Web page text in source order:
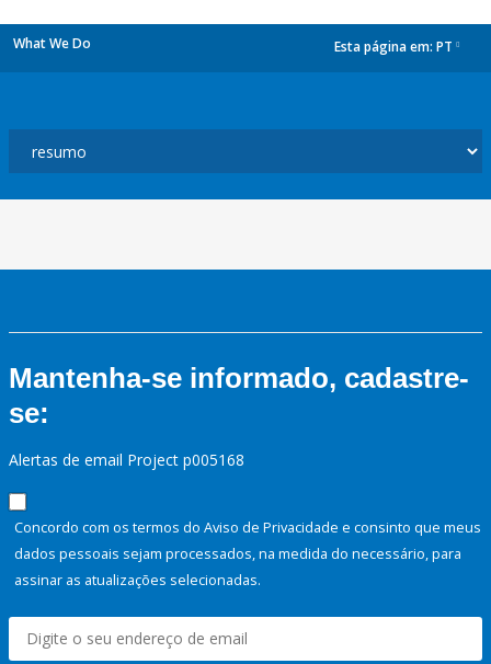
What We Do Esta página em: PT
Mantenha-se informado, cadastre-
se:
Alertas de email Project p005168
Concordo com os termos do Aviso de Privacidade e consinto que meus
dados pessoais sejam processados, na medida do necessário, para
assinar as atualizações selecionadas.